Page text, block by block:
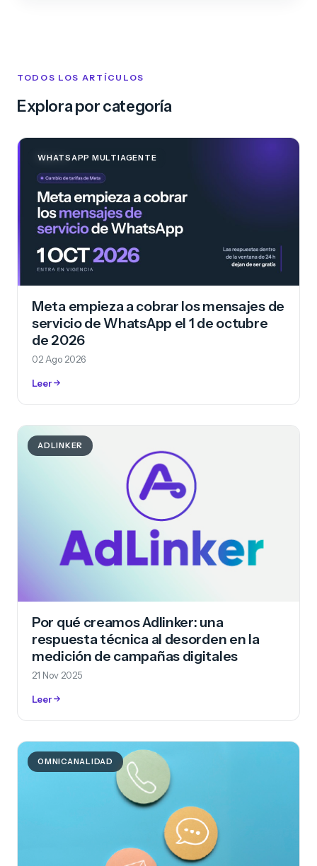
TODOS LOS ARTÍCULOS
Explora por categoría
WHATSAPP MULTIAGENTE
Meta empieza a cobrar los mensajes de
servicio de WhatsApp el 1 de octubre
de 2026
02 Ago 2026
Leer
ADLINKER
Por qué creamos Adlinker: una
respuesta técnica al desorden en la
medición de campañas digitales
21 Nov 2025
Leer
OMNICANALIDAD